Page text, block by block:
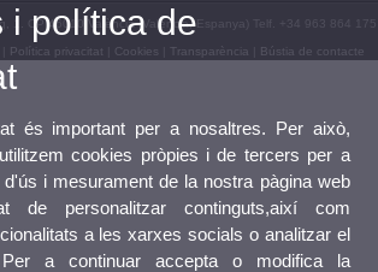
1. CP 46010 València (València, Espanya) Telf. +34 963 864 175
Política privacitat Cookies Transparència Bústia de contacte
i política de
és important per a nosaltres. Per això,
cookies pròpies i de tercers per a
d'ús i mesurament de la nostra pàgina web
de personalitzar continguts,així com
a les xarxes socials o analitzar el
a continuar accepta o modifica la